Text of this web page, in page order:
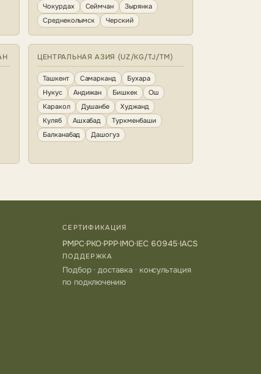
Чокурдах
Сеймчан
Зырянка
Среднеколымск
Черский
ЦЕНТРАЛЬНАЯ АЗИЯ (UZ/KG/TJ/TM)
Ташкент Самарканд
Бухара
Нукус
Андижан Бишкек
Ош
Каракол
Душанбе
Худжанд
Куляб
Ашхабад
Туркменбаши
Балканабад
Дашогуз
СЕРТИФИКАЦИЯ
РМРС·РКО·РРР·IMO·IEC 60945·IACS
ПОДДЕРЖКА
Подбор · доставка · консультация
по подключению